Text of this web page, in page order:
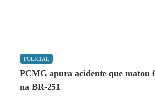
POLICIAL
PCMG apura acidente que matou
na BR-251